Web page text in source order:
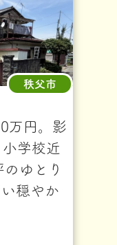
秩父市
万円。影
学校近
ゆとり
穏やか